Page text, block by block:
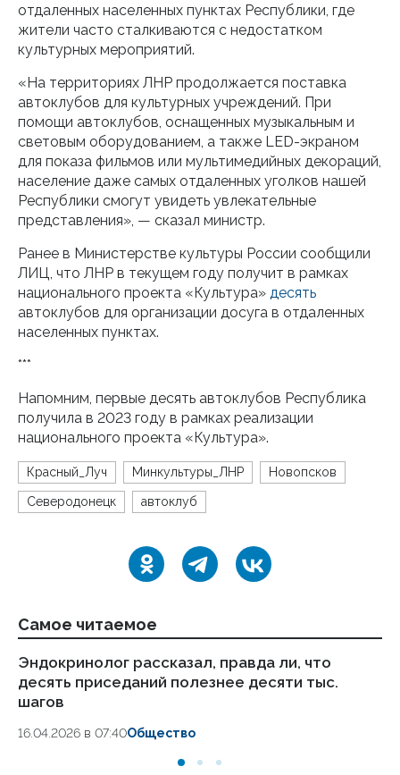
отдаленных населенных пунктах Республики, где
жители часто сталкиваются с недостатком
культурных мероприятий.
«На территориях ЛНР продолжается поставка
автоклубов для культурных учреждений. При
помощи автоклубов, оснащенных музыкальным и
световым оборудованием, а также LED-экраном
для показа фильмов или мультимедийных декораций,
население даже самых отдаленных уголков нашей
Республики смогут увидеть увлекательные
представления», — сказал министр.
Ранее в Министерстве культуры России сообщили
ЛИЦ, что ЛНР в текущем году получит в рамках
национального проекта «Культура» десять
автоклубов для организации досуга в отдаленных
населенных пунктах.
***
Напомним, первые десять автоклубов Республика
получила в 2023 году в рамках реализации
национального проекта «Культура».
Красный_Луч Минкультуры_ЛНР Новопсков
Северодонецк автоклуб
Самое читаемое
Эндокринолог рассказал, правда ли, что
десять приседаний полезнее десяти тыс.
шагов
16.04.2026 в 07:40Общество